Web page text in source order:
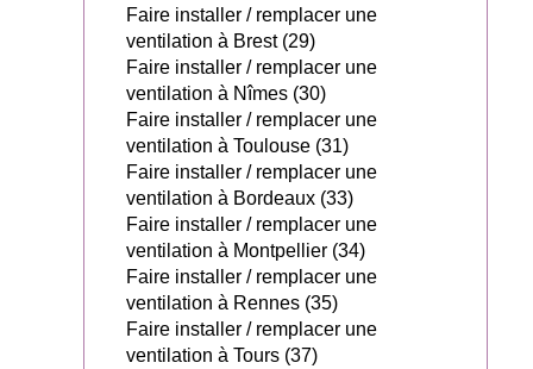
Faire installer / remplacer une
ventilation à Brest (29)
Faire installer / remplacer une
ventilation à Nîmes (30)
Faire installer / remplacer une
ventilation à Toulouse (31)
Faire installer / remplacer une
ventilation à Bordeaux (33)
Faire installer / remplacer une
ventilation à Montpellier (34)
Faire installer / remplacer une
ventilation à Rennes (35)
Faire installer / remplacer une
ventilation à Tours (37)